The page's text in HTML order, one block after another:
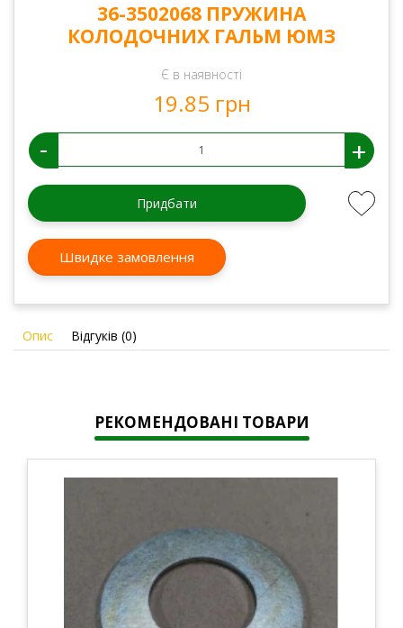
36-3502068 ПРУЖИНА
КОЛОДОЧНИХ ГАЛЬМ ЮМЗ
Є в наявності
19.85 грн
- +
Придбати
Швидке замовлення
Опис Відгуків (0)
РЕКОМЕНДОВАНІ ТОВАРИ